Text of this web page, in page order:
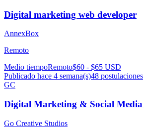
Digital marketing web developer
AnnexBox
Remoto
Medio tiempoRemoto$60 - $65 USD
Publicado hace 4 semana(s)48 postulaciones
GC
Digital Marketing & Social Media
Go Creative Studios